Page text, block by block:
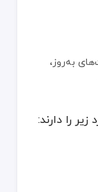
به‌روز،
را دارند: